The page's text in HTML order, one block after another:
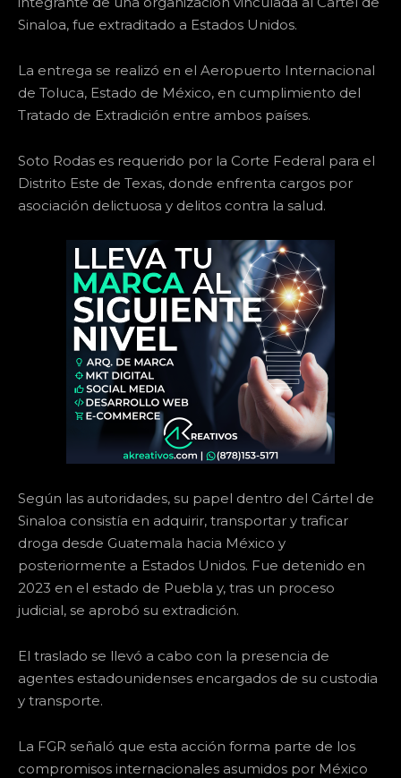
Sinaloa, fue extraditado a Estados Unidos.
La entrega se realizó en el Aeropuerto Internacional
de Toluca, Estado de México, en cumplimiento del
Tratado de Extradición entre ambos países.
Soto Rodas es requerido por la Corte Federal para el
Distrito Este de Texas, donde enfrenta cargos por
asociación delictuosa y delitos contra la salud.
Según las autoridades, su papel dentro del Cártel de
Sinaloa consistía en adquirir, transportar y traficar
droga desde Guatemala hacia México y
posteriormente a Estados Unidos. Fue detenido en
2023 en el estado de Puebla y, tras un proceso
judicial, se aprobó su extradición.
El traslado se llevó a cabo con la presencia de
agentes estadounidenses encargados de su custodia
y transporte.
La FGR señaló que esta acción forma parte de los
compromisos internacionales asumidos por México